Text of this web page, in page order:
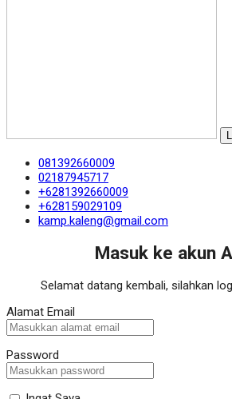
081392660009
02187945717
+6281392660009
+628159029109
kamp.kaleng@gmail.com
Masuk ke akun
Selamat datang kembali, silahkan
Alamat Email
Password